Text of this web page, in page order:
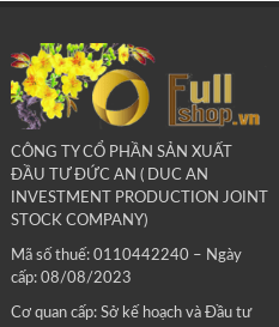
CÔNG TY CỔ PHẦN SẢN XUẤT
ĐẦU TƯ ĐỨC AN ( DUC AN
INVESTMENT PRODUCTION JOINT
STOCK COMPANY)
Mã số thuế: 0110442240 – Ngày
cấp: 08/08/2023
Cơ quan cấp: Sở kế hoạch và Đầu tư